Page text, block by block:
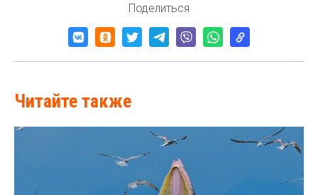
Поделиться
Читайте также